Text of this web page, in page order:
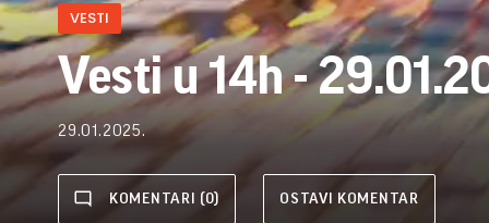
VESTI
Vesti u 14h -
29.01.2025.
KOMENTARI (0) OSTAVI KOMENTAR